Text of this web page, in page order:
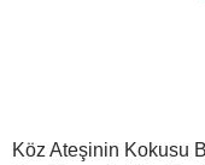
Köz Ateşinin Kokusu